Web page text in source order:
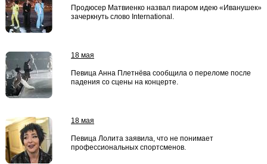
Продюсер Матвиенко назвал пиаром идею «Иванушек»
зачеркнуть слово International.
18 мая
Певица Анна Плетнёва сообщила о переломе после
падения со сцены на концерте.
18 мая
Певица Лолита заявила, что не понимает
профессиональных спортсменов.